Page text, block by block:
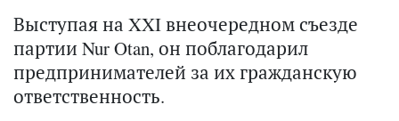
Выступая на XXI внеочередном съезде
партии Nur Otan, он поблагодарил
предпринимателей за их гражданскую
ответственность.